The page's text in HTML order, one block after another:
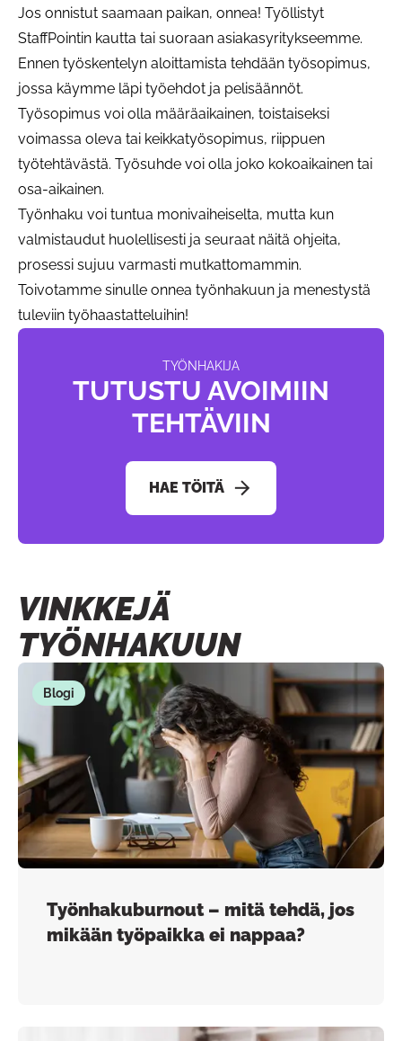
Jos onnistut saamaan paikan, onnea! Työllistyt
StaffPointin kautta tai suoraan asiakasyritykseemme.
Ennen työskentelyn aloittamista tehdään työsopimus,
jossa käymme läpi työehdot ja pelisäännöt.
Työsopimus voi olla määräaikainen, toistaiseksi
voimassa oleva tai keikkatyösopimus, riippuen
työtehtävästä. Työsuhde voi olla joko kokoaikainen tai
osa-aikainen.
Työnhaku voi tuntua monivaiheiselta, mutta kun
valmistaudut huolellisesti ja seuraat näitä ohjeita,
prosessi sujuu varmasti mutkattomammin.
Toivotamme sinulle onnea työnhakuun ja menestystä
tuleviin työhaastatteluihin!
TYÖNHAKIJA
TUTUSTU AVOIMIIN
TEHTÄVIIN
HAE TÖITÄ
VINKKEJÄ
TYÖNHAKUUN
Blogi
Työnhakuburnout – mitä tehdä, jos
mikään työpaikka ei nappaa?